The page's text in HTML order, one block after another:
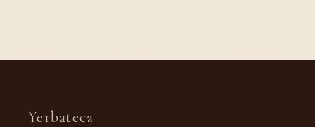
Yerbateca